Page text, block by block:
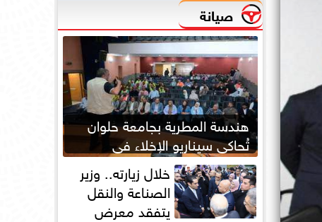
صيانة
هندسة المطرية بجامعة حلوان
تُحاكي سيناريو الإخلاء في
الحرائق لتعزيز جاهزية الطوارئ
خلال زيارته.. وزير
الصناعة والنقل
يتفقد معرض